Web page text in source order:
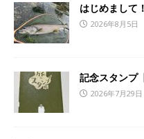
はじめまして
2026年8月5日
記念スタンプ
2026年7月29日